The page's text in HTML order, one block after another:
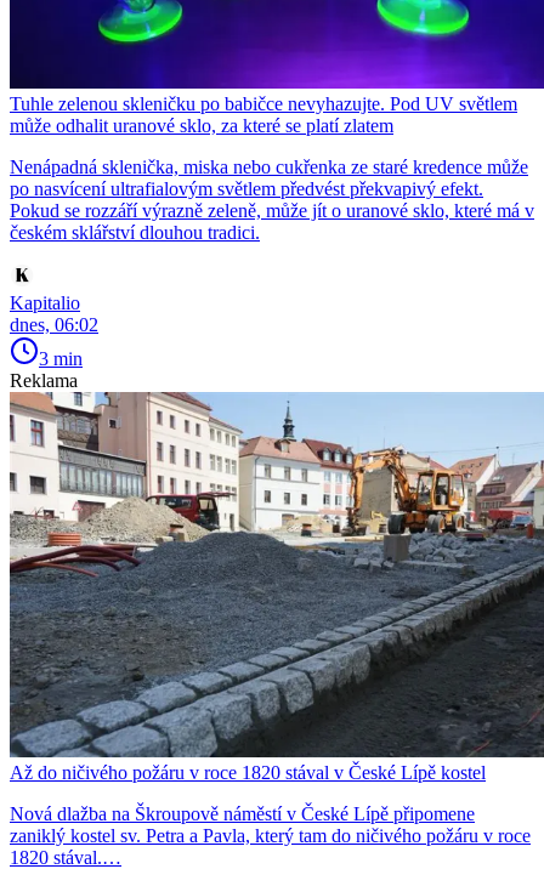
Tuhle zelenou skleničku po babičce nevyhazujte. Pod UV světlem
může odhalit uranové sklo, za které se platí zlatem
Nenápadná sklenička, miska nebo cukřenka ze staré kredence může
po nasvícení ultrafialovým světlem předvést překvapivý efekt.
Pokud se rozzáří výrazně zeleně, může jít o uranové sklo, které má v
českém sklářství dlouhou tradici.
Kapitalio
dnes, 06:02
3 min
Reklama
Až do ničivého požáru v roce 1820 stával v České Lípě kostel
Nová dlažba na Škroupově náměstí v České Lípě připomene
zaniklý kostel sv. Petra a Pavla, který tam do ničivého požáru v roce
1820 stával.…